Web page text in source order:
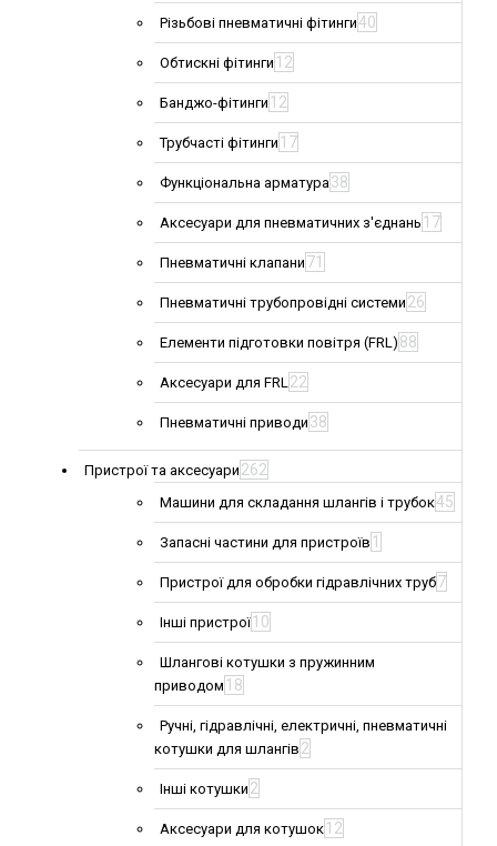
Різьбові пневматичні фітинги40
Обтискні фітинги 12
Банджо-фітинги 12
Трубчасті фітинги 17
Функціональна арматура38
Аксесуари для пневматичних з'єднань 17
Пневматичні клапани 71
Пневматичні трубопровідні системи 26
Елементи підготовки повітря (FRL) 88
Аксесуари для FRL22
Пневматичні приводи 38
Пристрої та аксесуари 262
Машини для складання шлангів і трубок45
Запасні частини для пристроїв 1
Пристрої для обробки гідравлічних труб7
Інші пристрої 10
Шлангові котушки з пружинним
приводом 18
Ручні, гідравлічні, електричні, пневматичні
котушки для шлангів 2
Інші котушки 2
Аксесуари для котушок 12